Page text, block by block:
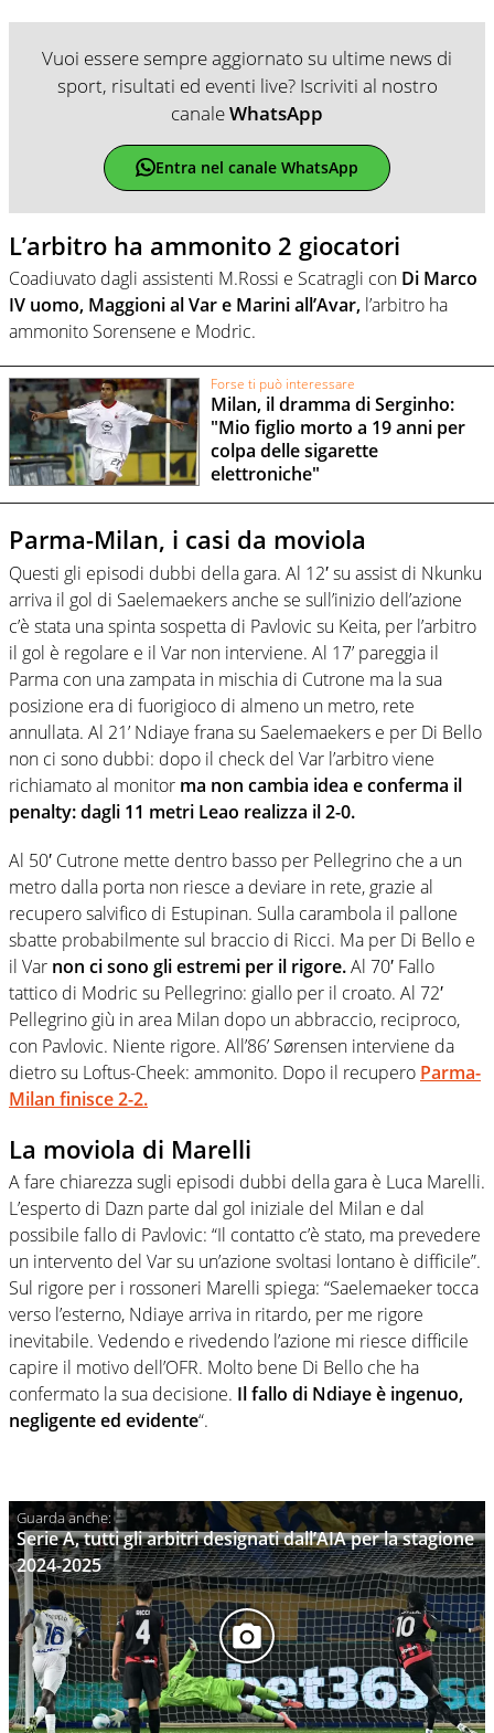
Vuoi essere sempre aggiornato su ultime news di
sport, risultati ed eventi live? Iscriviti al nostro
canaleWhatsApp
Entra nel canale WhatsApp
L’arbitro ha ammonito 2 giocatori
Coadiuvato dagli assistenti M.Rossi e Scatragli con Di Marco
IV uomo, Maggioni al Var e Marini all’Avar, l’arbitro ha
ammonito Sorensene e Modric.
Forse ti può interessare
Milan, il dramma di Serginho:
"Mio figlio morto a 19 anni per
colpa delle sigarette
elettroniche"
Parma-Milan, i casi da moviola
Questi gli episodi dubbi della gara. Al 12′ su assist di Nkunku
arriva il gol di Saelemaekers anche se sull’inizio dell’azione
c’è stata una spinta sospetta di Pavlovic su Keita, per l’arbitro
il gol è regolare e il Var non interviene. Al 17’ pareggia il
Parma con una zampata in mischia di Cutrone ma la sua
posizione era di fuorigioco di almeno un metro, rete
annullata. Al 21’ Ndiaye frana su Saelemaekers e per Di Bello
non ci sono dubbi: dopo il check del Var l’arbitro viene
richiamato al monitor ma non cambia idea e conferma il
penalty: dagli 11 metri Leao realizza il 2-0.
Al 50′ Cutrone mette dentro basso per Pellegrino che a un
metro dalla porta non riesce a deviare in rete, grazie al
recupero salvifico di Estupinan. Sulla carambola il pallone
sbatte probabilmente sul braccio di Ricci. Ma per Di Bello e
il Var non ci sono gli estremi per il rigore.Al 70′ Fallo
tattico di Modric su Pellegrino: giallo per il croato. Al 72′
Pellegrino giù in area Milan dopo un abbraccio, reciproco,
con Pavlovic. Niente rigore. All’86’ Sørensen interviene da
dietro su Loftus-Cheek: ammonito. Dopo il recupero Parma-
Milan finisce 2-2.
La moviola di Marelli
A fare chiarezza sugli episodi dubbi della gara è Luca Marelli.
L’esperto di Dazn parte dal gol iniziale del Milan e dal
possibile fallo di Pavlovic: “Il contatto c’è stato, ma prevedere
un intervento del Var su un’azione svoltasi lontano è difficile”.
Sul rigore per i rossoneri Marelli spiega: “Saelemaeker tocca
verso l’esterno, Ndiaye arriva in ritardo, per me rigore
inevitabile. Vedendo e rivedendo l’azione mi riesce difficile
capire il motivo dell’OFR. Molto bene Di Bello che ha
confermato la sua decisione. Il fallo di Ndiaye è ingenuo,
negligente ed evidente“.
Serie A, tutti gli arbitri designati dall’AIA per la stagione
2024-2025